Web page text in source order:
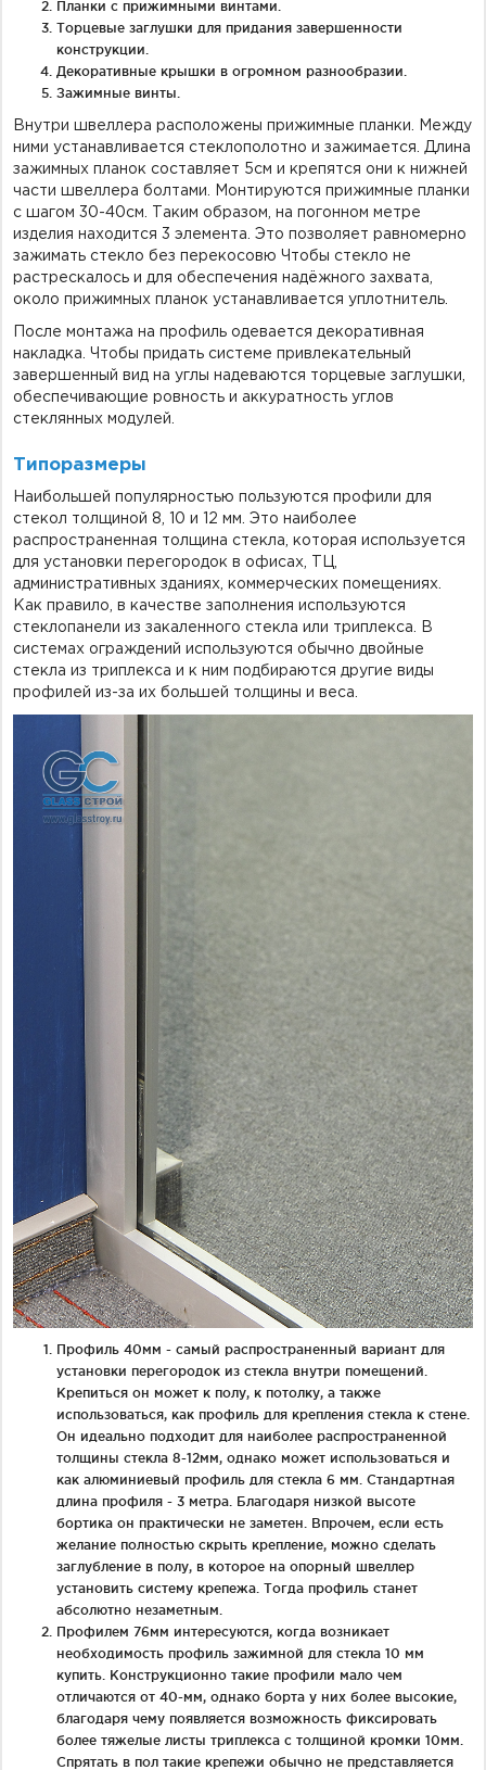
Планки с прижимными винтами.
Торцевые заглушки для придания завершенности
конструкции.
Декоративные крышки в огромном разнообразии.
Зажимные винты.
Внутри швеллера расположены прижимные планки. Между
ними устанавливается стеклополотно и зажимается. Длина
зажимных планок составляет 5см и крепятся они к нижней
части швеллера болтами. Монтируются прижимные планки
с шагом 30-40см. Таким образом, на погонном метре
изделия находится 3 элемента. Это позволяет равномерно
зажимать стекло без перекосовю Чтобы стекло не
растрескалось и для обеспечения надёжного захвата,
около прижимных планок устанавливается уплотнитель.
После монтажа на профиль одевается декоративная
накладка. Чтобы придать системе привлекательный
завершенный вид на углы надеваются торцевые заглушки,
обеспечивающие ровность и аккуратность углов
стеклянных модулей.
Типоразмеры
Наибольшей популярностью пользуются профили для
стекол толщиной 8, 10 и 12 мм. Это наиболее
распространенная толщина стекла, которая используется
для установки перегородок в офисах, ТЦ,
административных зданиях, коммерческих помещениях.
Как правило, в качестве заполнения используются
стеклопанели из закаленного стекла или триплекса. В
системах ограждений используются обычно двойные
стекла из триплекса и к ним подбираются другие виды
профилей из-за их большей толщины и веса.
Профиль 40мм - самый распространенный вариант для
установки перегородок из стекла внутри помещений.
Крепиться он может к полу, к потолку, а также
использоваться, как профиль для крепления стекла к стене.
Он идеально подходит для наиболее распространенной
толщины стекла 8-12мм, однако может использоваться и
как алюминиевый профиль для стекла 6 мм. Стандартная
длина профиля - 3 метра. Благодаря низкой высоте
бортика он практически не заметен. Впрочем, если есть
желание полностью скрыть крепление, можно сделать
заглубление в полу, в которое на опорный швеллер
установить систему крепежа. Тогда профиль станет
абсолютно незаметным.
Профилем 76мм интересуются, когда возникает
необходимость профиль зажимной для стекла 10 мм
купить. Конструкционно такие профили мало чем
отличаются от 40-мм, однако борта у них более высокие,
благодаря чему появляется возможность фиксировать
более тяжелые листы триплекса с толщиной кромки 10мм.
Спрятать в пол такие крепежи обычно не представляется